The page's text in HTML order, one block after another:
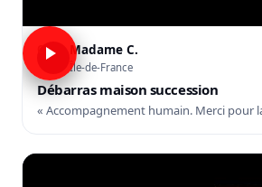
Madame C.
Île-de-France
Débarras maison succession
« Accompagnement humain. Merci pour